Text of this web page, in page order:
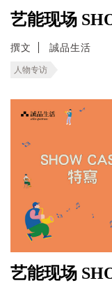
艺能现场
撰文 誠品生活
人物专访
艺能现场